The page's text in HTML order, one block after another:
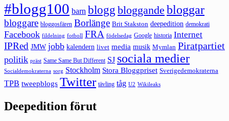
#blogg100 barn blogg bloggande bloggar
bloggare bloggosfären Borlänge Brit Stakston deepedition demokrati
Facebook fildelning fotboll FRA födelsedag Google historia Internet
IPRed JMW jobb kalendern livet media musik Mymlan Piratpartiet
politik präst Same Same But Different SJ sociala medier
Socialdemokraterna sorg Stockholm Stora Bloggpriset Sverigedemokraterna
TPB tweepblogs Twitter tävling tåg U2 Wikileaks
Deepedition förut